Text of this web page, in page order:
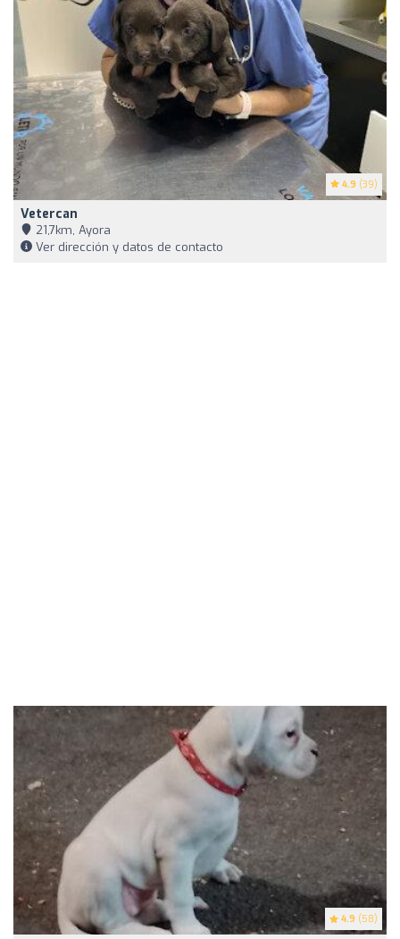
4.9 (39)
Vetercan
21,7km, Ayora
Ver dirección y datos de contacto
4.9 (58)